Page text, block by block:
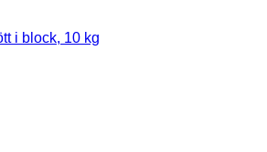
i block, 10 kg